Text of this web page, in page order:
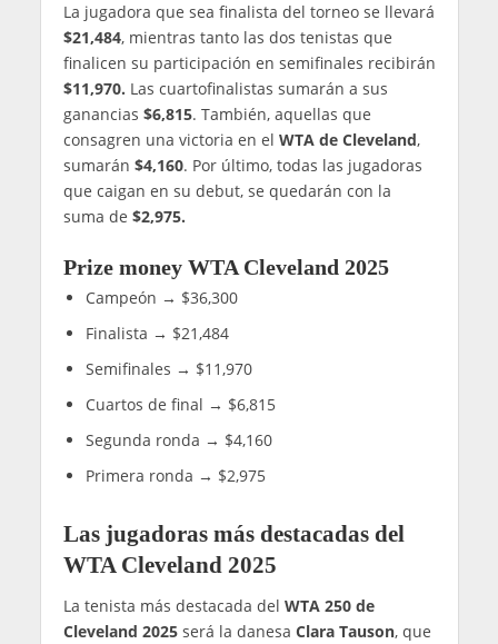
La jugadora que sea finalista del torneo se llevará
$21,484, mientras tanto las dos tenistas que
finalicen su participación en semifinales recibirán
$11,970. Las cuartofinalistas sumarán a sus
ganancias $6,815. También, aquellas que
consagren una victoria en el WTA de Cleveland,
sumarán $4,160. Por último, todas las jugadoras
que caigan en su debut, se quedarán con la
suma de $2,975.
Prize money WTA Cleveland 2025
Campeón → $36,300
Finalista → $21,484
Semifinales → $11,970
Cuartos de final → $6,815
Segunda ronda → $4,160
Primera ronda → $2,975
Las jugadoras más destacadas del
WTA Cleveland 2025
La tenista más destacada del WTA 250 de
Cleveland 2025será la danesa Clara Tauson, que